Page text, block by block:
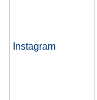
Instagram